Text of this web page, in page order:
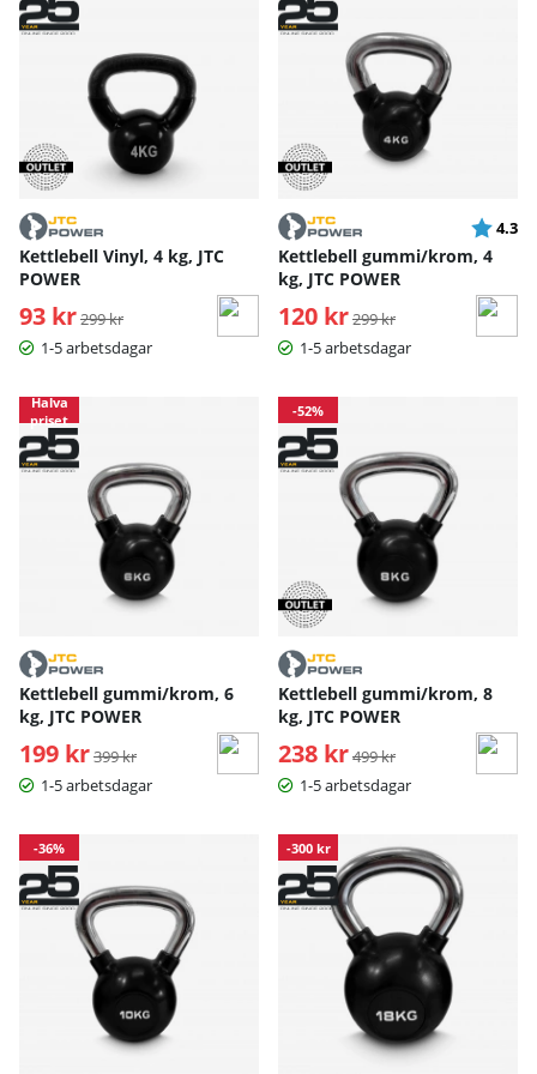
Kettlebell Vinyl, 4 kg, JTC
POWER
93 kr Ordinarie pris:
299 kr
1-5 arbetsdagar
Betyg:
4.3
Kettlebell gummi/krom, 4
kg, JTC POWER
120 kr Ordinarie pris:
299 kr
1-5 arbetsdagar
Halva
priset
Kettlebell gummi/krom, 6
kg, JTC POWER
199 kr Ordinarie pris:
399 kr
1-5 arbetsdagar
-52%
Kettlebell gummi/krom, 8
kg, JTC POWER
238 kr Ordinarie pris:
499 kr
1-5 arbetsdagar
-36% -300 kr